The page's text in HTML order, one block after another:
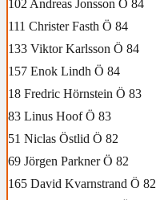
102 Andreas Jonsson Ö 84
111 Christer Fasth Ö 84
133 Viktor Karlsson Ö 84
157 Enok Lindh Ö 84
18 Fredric Hörnstein Ö 83
83 Linus Hoof Ö 83
51 Niclas Östlid Ö 82
69 Jörgen Parkner Ö 82
165 David Kvarnstrand Ö 82